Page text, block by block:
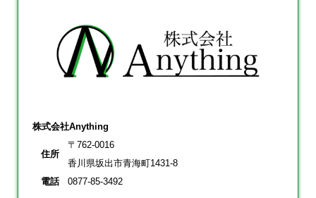
株式会社Anything
住所
〒762-0016
香川県坂出市青海町1431-8
電話
0877-85-3492